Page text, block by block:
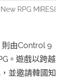
RPG MIRESI
則由Control 9
。遊戲以跨越
並邀請韓國知